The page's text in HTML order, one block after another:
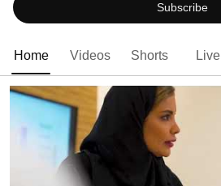
Subscribe
Home Videos Shorts Live